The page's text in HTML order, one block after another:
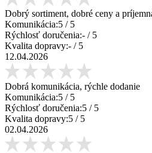
Dobrý sortiment, dobré ceny a
Komunikácia:5 / 5
Rýchlosť doručenia:- / 5
Kvalita dopravy:- / 5
12.04.2026
Dobrá komunikácia, rýchle dodanie
Komunikácia:5 / 5
Rýchlosť doručenia:5 / 5
Kvalita dopravy:5 / 5
02.04.2026